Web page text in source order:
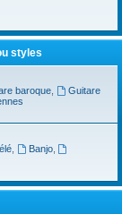
styles
baroque,
Guitare
, Banjo,